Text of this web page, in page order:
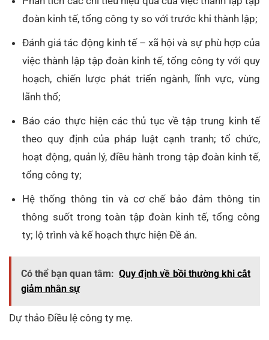
đoàn kinh tế, tổng công ty so với trước khi thành lập;
Đánh giá tác động kinh tế – xã hội và sự phù hợp của
việc thành lập tập đoàn kinh tế, tổng công ty với quy
hoạch, chiến lược phát triển ngành, lĩnh vực, vùng
lãnh thổ;
Báo cáo thực hiện các thủ tục về tập trung kinh tế
theo quy định của pháp luật cạnh tranh; tổ chức,
hoạt động, quản lý, điều hành trong tập đoàn kinh tế,
tổng công ty;
Hệ thống thông tin và cơ chế bảo đảm thông tin
thông suốt trong toàn tập đoàn kinh tế, tổng công
ty; lộ trình và kế hoạch thực hiện Đề án.
Có thể bạn quan tâm: Quy định về bồi thường khi cắt
giảm nhân sự
Dự thảo Điều lệ công ty mẹ.